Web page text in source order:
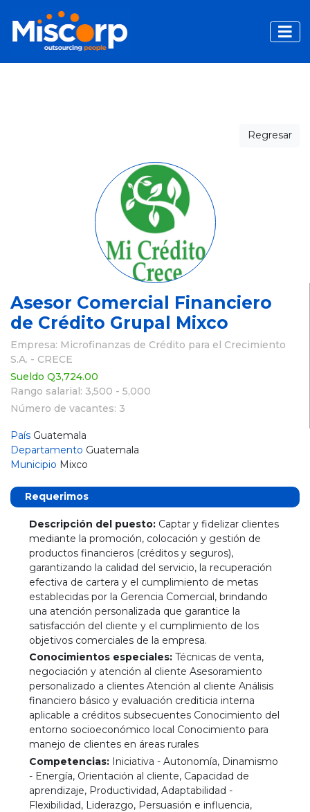
Regresar
Asesor Comercial Financiero
de Crédito Grupal Mixco
Empresa: Microfinanzas de Crédito para el Crecimiento
S.A. - CRECE
Sueldo Q3,724.00
Rango salarial: 3,500 - 5,000
Número de vacantes: 3
País Guatemala
Departamento Guatemala
Municipio Mixco
Requerimos
Descripción del puesto: Captar y fidelizar clientes
mediante la promoción, colocación y gestión de
productos financieros (créditos y seguros),
garantizando la calidad del servicio, la recuperación
efectiva de cartera y el cumplimiento de metas
establecidas por la Gerencia Comercial, brindando
una atención personalizada que garantice la
satisfacción del cliente y el cumplimiento de los
objetivos comerciales de la empresa.
Conocimientos especiales: Técnicas de venta,
negociación y atención al cliente Asesoramiento
personalizado a clientes Atención al cliente Análisis
financiero básico y evaluación crediticia interna
aplicable a créditos subsecuentes Conocimiento del
entorno socioeconómico local Conocimiento para
manejo de clientes en áreas rurales
Competencias: Iniciativa - Autonomía, Dinamismo
- Energía, Orientación al cliente, Capacidad de
aprendizaje, Productividad, Adaptabilidad -
Flexibilidad, Liderazgo, Persuasión e influencia,